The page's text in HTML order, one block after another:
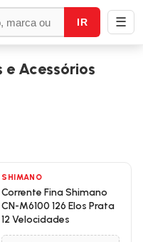
IR ☰
Acessórios
SHIMANO
Corrente Fina Shimano
CN-M6100 126 Elos Prata
12 Velocidades